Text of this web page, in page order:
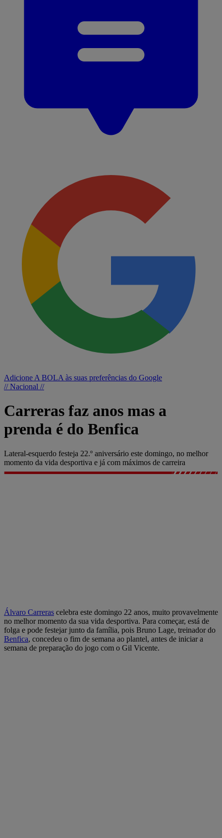
Adicione A BOLA às suas preferências do Google
// Nacional //
Carreras faz anos mas a
prenda é do Benfica
Lateral-esquerdo festeja 22.º aniversário este domingo, no melhor
momento da vida desportiva e já com máximos de carreira
Álvaro Carreras celebra este domingo 22 anos, muito provavelmente
no melhor momento da sua vida desportiva. Para começar, está de
folga e pode festejar junto da família, pois Bruno Lage, treinador do
Benfica, concedeu o fim de semana ao plantel, antes de iniciar a
semana de preparação do jogo com o Gil Vicente.